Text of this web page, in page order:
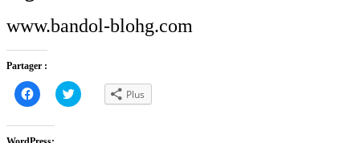
www.bandol-blohg.com
Partager :
Cliquez
pour
partager
Facebook(ouvre
dans
Cliquez
pour Plus